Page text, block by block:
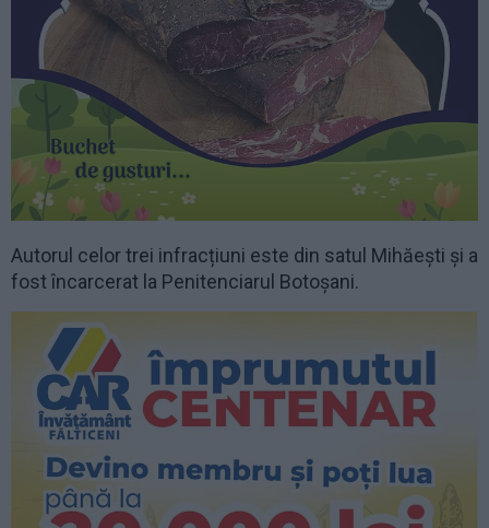
Autorul celor trei infracțiuni este din satul Mihăești și a
fost încarcerat la Penitenciarul Botoșani.